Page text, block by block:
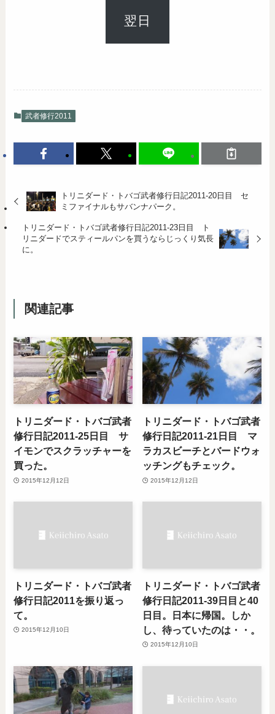
翌日
武者修行2011
トリニダード・トバゴ武者修行日記2011-20日目 セ
ミファイナルもサバンナパーク。
トリニダード・トバゴ武者修行日記2011-23日目 ト
リニダードでスティールパンを買うならじっくり気長
に。
関連記事
トリニダード・トバゴ武者
修行日記2011-25日目 サ
イモンでスクラッチャーを
買った。
2015年12月12日
トリニダード・トバゴ武者
修行日記2011-21日目 マ
ラカスビーチとバードウォ
ッチングもチェック。
2015年12月12日
トリニダード・トバゴ武者
修行日記2011を振り返っ
て。
2015年12月10日
トリニダード・トバゴ武者
修行日記2011-39日目と40
日目。日本に帰国。しか
し、待っていたのは・・。
2015年12月10日